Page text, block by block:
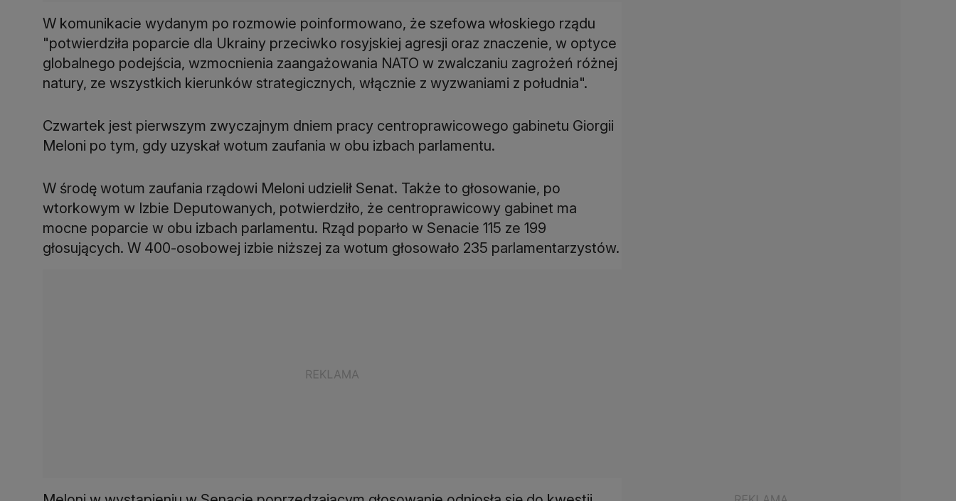
W komunikacie wydanym po rozmowie poinformowano, że szefowa włoskiego rządu
"potwierdziła poparcie dla Ukrainy przeciwko rosyjskiej agresji oraz znaczenie, w optyce
globalnego podejścia, wzmocnienia zaangażowania NATO w zwalczaniu zagrożeń różnej
natury, ze wszystkich kierunków strategicznych, włącznie z wyzwaniami z południa".
Czwartek jest pierwszym zwyczajnym dniem pracy centroprawicowego gabinetu Giorgii
Meloni po tym, gdy uzyskał wotum zaufania w obu izbach parlamentu.
W środę wotum zaufania rządowi Meloni udzielił Senat. Także to głosowanie, po
wtorkowym w Izbie Deputowanych, potwierdziło, że centroprawicowy gabinet ma
mocne poparcie w obu izbach parlamentu. Rząd poparło w Senacie 115 ze 199
głosujących. W 400-osobowej izbie niższej za wotum głosowało 235 parlamentarzystów.